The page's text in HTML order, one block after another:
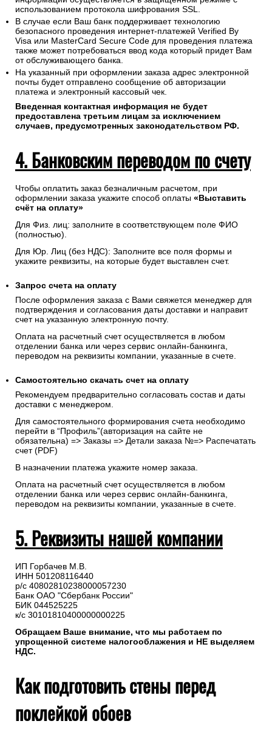
использованием протокола шифрования SSL.
В случае если Ваш банк поддерживает технологию
безопасного проведения интернет-платежей Verified By
Visa или MasterCard Secure Code для проведения платежа
также может потребоваться ввод кода который придет Вам
от обслуживающего банка.
На указанный при оформлении заказа адрес электронной
почты будет отправлено сообщение об авторизации
платежа и электронный кассовый чек.
Введенная контактная информация не будет
предоставлена третьим лицам за исключением
случаев, предусмотренных законодательством РФ.
4. Банковским переводом по счету
Чтобы оплатить заказ безналичным расчетом, при
оформлении заказа укажите способ оплаты «Выставить
счёт на оплату»
Для Физ. лиц: заполните в соответствующем поле ФИО
(полностью).
Для Юр. Лиц (без НДС): Заполните все поля формы и
укажите реквизиты, на которые будет выставлен счет.
Запрос счета на оплату
После оформления заказа с Вами свяжется менеджер для
подтверждения и согласования даты доставки и направит
счет на указанную электронную почту.
Оплата на расчетный счет осуществляется в любом
отделении банка или через сервис онлайн-банкинга,
переводом на реквизиты компании, указанные в счете.
Самостоятельно скачать счет на оплату
Рекомендуем предварительно согласовать состав и даты
доставки с менеджером.
Для самостоятельного формирования счета необходимо
перейти в “Профиль”(авторизация на сайте не
обязательна) => Заказы => Детали заказа №=> Распечатать
счет (PDF)
В назначении платежа укажите номер заказа.
Оплата на расчетный счет осуществляется в любом
отделении банка или через сервис онлайн-банкинга,
переводом на реквизиты компании, указанные в счете.
5. Реквизиты нашей компании
ИП Горбачев М.В.
ИНН 501208116440
р/с 40802810238000057230
Банк ОАО "Сбербанк России"
БИК 044525225
к/с 30101810400000000225
Обращаем Ваше внимание, что мы работаем по
упрощенной системе налогооблажения и НЕ выделяем
НДС.
Как подготовить стены перед
поклейкой обоев